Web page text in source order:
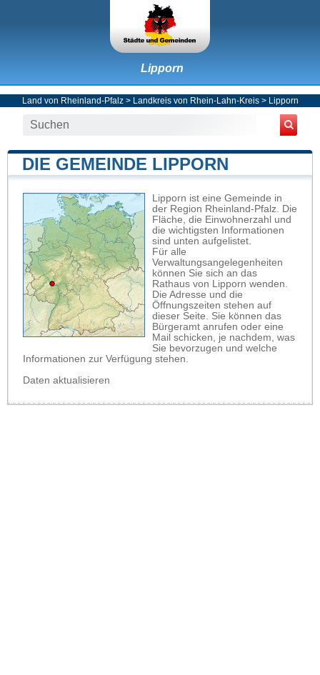
Lipporn
Land von Rheinland-Pfalz> Landkreis von Rhein-Lahn-Kreis> Lipporn
DIE GEMEINDE LIPPORN
Lipporn ist eine Gemeinde in
der Region Rheinland-Pfalz. Die
Fläche, die Einwohnerzahl und
die wichtigsten Informationen
sind unten aufgelistet.
Für alle
Verwaltungsangelegenheiten
können Sie sich an das
Rathaus von Lipporn wenden.
Die Adresse und die
Öffnungszeiten stehen auf
dieser Seite. Sie können das
Bürgeramt anrufen oder eine
Mail schicken, je nachdem, was
Sie bevorzugen und welche
Informationen zur Verfügung stehen.
Daten aktualisieren